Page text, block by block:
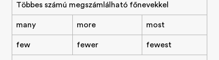
Többes számú megszámlálható főnevekkel
many more most
few fewer fewest